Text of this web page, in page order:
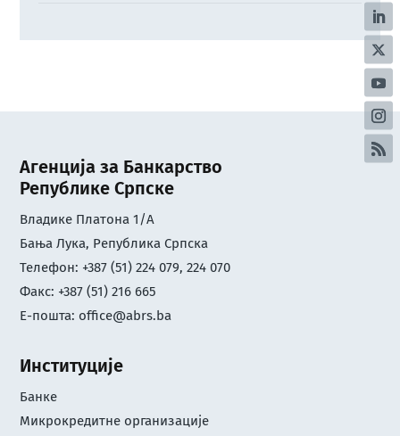
Агенција за Банкарство
Републике Српске
Владике Платона 1/А
Бања Лука, Република Српска
Телефон: +387 (51) 224 079, 224 070
Факс: +387 (51) 216 665
Е-пошта: office@abrs.ba
Институције
Банке
Микрокредитне организације